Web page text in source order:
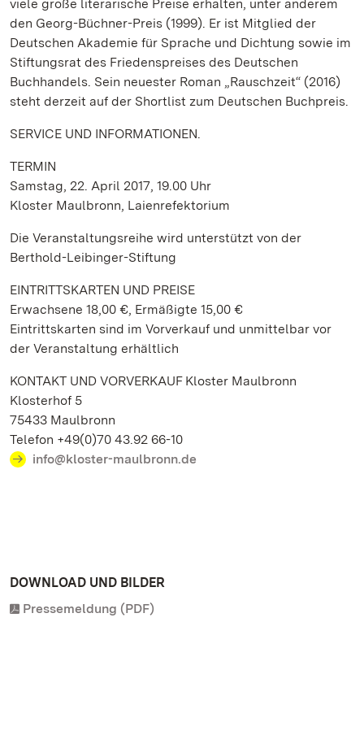
viele große literarische Preise erhalten, unter anderem
den Georg-Büchner-Preis (1999). Er ist Mitglied der
Deutschen Akademie für Sprache und Dichtung sowie im
Stiftungsrat des Friedenspreises des Deutschen
Buchhandels. Sein neuester Roman „Rauschzeit“ (2016)
steht derzeit auf der Shortlist zum Deutschen Buchpreis.
SERVICE UND INFORMATIONEN.
TERMIN
Samstag, 22. April 2017, 19.00 Uhr
Kloster Maulbronn, Laienrefektorium
Die Veranstaltungsreihe wird unterstützt von der
Berthold-Leibinger-Stiftung
EINTRITTSKARTEN UND PREISE
Erwachsene 18,00 €, Ermäßigte 15,00 €
Eintrittskarten sind im Vorverkauf und unmittelbar vor
der Veranstaltung erhältlich
KONTAKT UND VORVERKAUF Kloster Maulbronn
Klosterhof 5
75433 Maulbronn
Telefon +49(0)70 43.92 66-10
info@kloster-maulbronn.de
DOWNLOAD UND BILDER
Pressemeldung (PDF)